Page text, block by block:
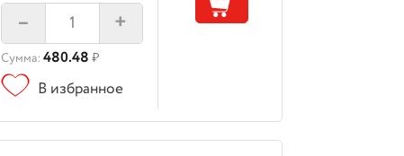
– +
Сумма: 480.48 ₽
В избранное